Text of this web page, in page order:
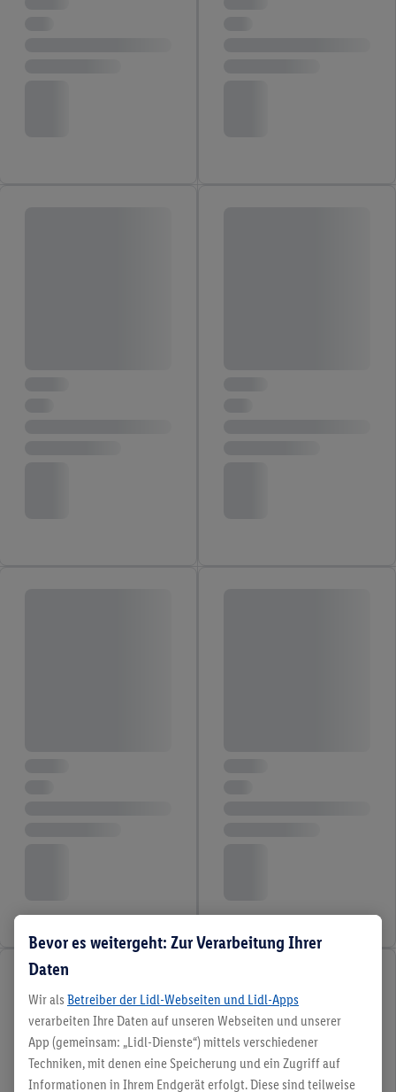
Bevor es weitergeht: Zur Verarbeitung Ihrer
Daten
Wir als Betreiber der Lidl-Webseiten und Lidl-Apps
verarbeiten Ihre Daten auf unseren Webseiten und unserer
App (gemeinsam: „Lidl-Dienste“) mittels verschiedener
Techniken, mit denen eine Speicherung und ein Zugriff auf
Informationen in Ihrem Endgerät erfolgt. Diese sind teilweise